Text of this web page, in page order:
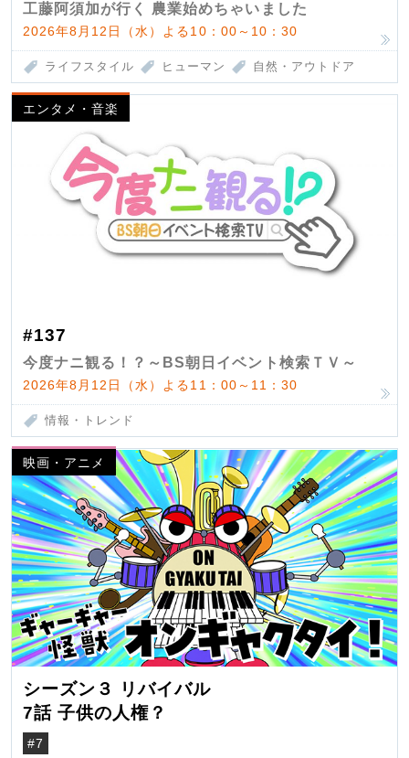
工藤阿須加が行く 農業始めちゃいました
2026年8月12日（水）よる10：00～10：30
ライフスタイル ヒューマン 自然・アウトドア
エンタメ・音楽
#137
今度ナニ観る！？～BS朝日イベント検索ＴＶ～
2026年8月12日（水）よる11：00～11：30
情報・トレンド
映画・アニメ
シーズン３ リバイバル
7話 子供の人権？
#7